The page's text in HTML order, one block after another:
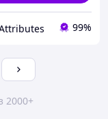
99%
2000+